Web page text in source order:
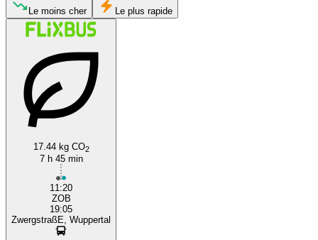
Wuppertal
Le moins cher Le plus rapide
17.44 kg CO2
7 h 45 min
11:20
ZOB
19:05
ZwergstraßE, Wuppertal